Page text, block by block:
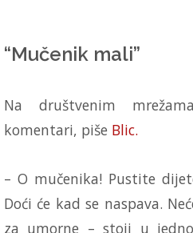
“Mučenik mali”
Na društvenim
komentari, piše Blic.
– O mučenika! Pustite
Doći će kad se naspava.
za umorne – stoji u